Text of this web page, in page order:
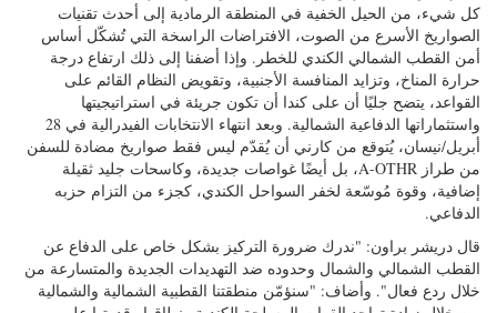
بمعزل عن ذلك، تُعرّض روسيا الانتقامية والصين الجريئة، اللتان تستغلان
كل شيء، من الحيل الخفية في المنطقة الرمادية إلى أحدث تقنيات
الصواريخ الأسرع من الصوت، الافتراضات الراسخة التي تُشكّل أساس
أمن القطب الشمالي الكندي للخطر. وإذا أضفنا إلى ذلك ارتفاع درجة
حرارة المناخ، وتزايد المنافسة الأجنبية، وتقويض النظام القائم على
القواعد، يتضح جليًا أن على كندا أن تكون جريئة في استراتيجيتها
واستثماراتها الدفاعية الشمالية. وبعد انتهاء الانتخابات الفيدرالية في 28
أبريل/نيسان، يُتوقع من كارني أن يُقدّم ليس فقط صواريخ مضادة للسفن
من طراز A-OTHR، بل أيضًا غواصات جديدة، وكاسحات جليد ثقيلة
إضافية، وقوة مُوسّعة لخفر السواحل الكندي، كجزء من التزام حزبه
قال دريشر براون: "ندرك ضرورة التركيز بشكل خاص على الدفاع عن
القطب الشمالي والشمال وحدوده ضد التهديدات الجديدة والمتسارعة من